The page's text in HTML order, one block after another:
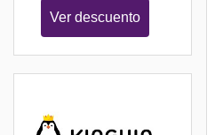
Ver descuento